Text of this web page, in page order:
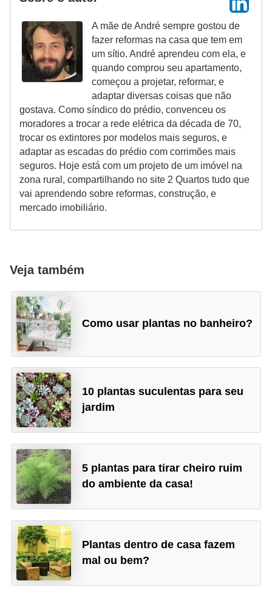
A mãe de André sempre gostou de
fazer reformas na casa que tem em
um sítio. André aprendeu com ela, e
quando comprou seu apartamento,
começou a projetar, reformar, e
adaptar diversas coisas que não
gostava. Como síndico do prédio, convenceu os
moradores a trocar a rede elétrica da década de 70,
trocar os extintores por modelos mais seguros, e
adaptar as escadas do prédio com corrimões mais
seguros. Hoje está com um projeto de um imóvel na
zona rural, compartilhando no site 2 Quartos tudo que
vai aprendendo sobre reformas, construção, e
mercado imobiliário.
Veja também
Como usar plantas no banheiro?
10 plantas suculentas para seu
jardim
5 plantas para tirar cheiro ruim
do ambiente da casa!
Plantas dentro de casa fazem
mal ou bem?